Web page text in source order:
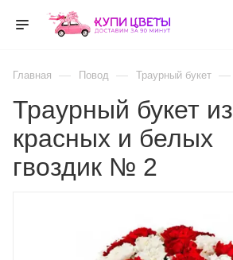
Главная — Повод — Траурный букет —
Траурный букет из
красных и белых
гвоздик № 2